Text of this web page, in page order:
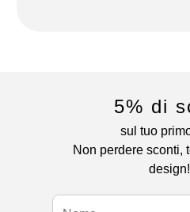
5% di
sul tuo
Non perdere sconti,